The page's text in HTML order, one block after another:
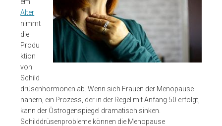
Alter
nimmt
die
Produ
ktion
von
Schild
drüsenhormonen ab. Wenn sich Frauen der Menopause
nähern, ein Prozess, der in der Regel mit Anfang 50 erfolgt,
kann der Östrogenspiegel dramatisch sinken.
Schilddrüsenprobleme können die Menopause